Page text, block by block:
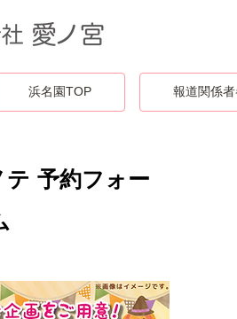
浜名園TOP 報道関係
予約フォー